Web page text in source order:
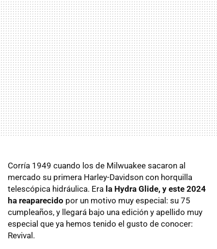
Corría 1949 cuando los de Milwuakee sacaron al
mercado su primera Harley-Davidson con horquilla
telescópica hidráulica. Era la Hydra Glide, y este 2024
ha reaparecido por un motivo muy especial: su 75
cumpleaños, y llegará bajo una edición y apellido muy
especial que ya hemos tenido el gusto de conocer:
Revival.